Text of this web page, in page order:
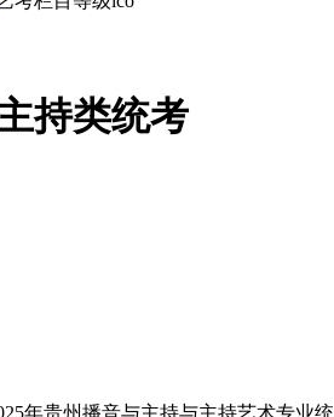
持类统考
年贵州播音与主持与主持艺术专业